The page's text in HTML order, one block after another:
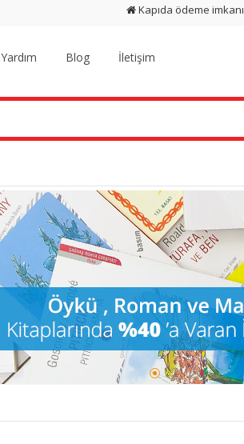
Kapıda ödeme imkanı
Yardım Blog İletişim